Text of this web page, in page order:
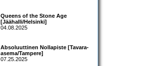
Queens of the Stone Age
[Jäähalli/Helsinki]
04.08.2025
Absoluuttinen Nollapiste [Tavara-
asema/Tampere]
07.25.2025